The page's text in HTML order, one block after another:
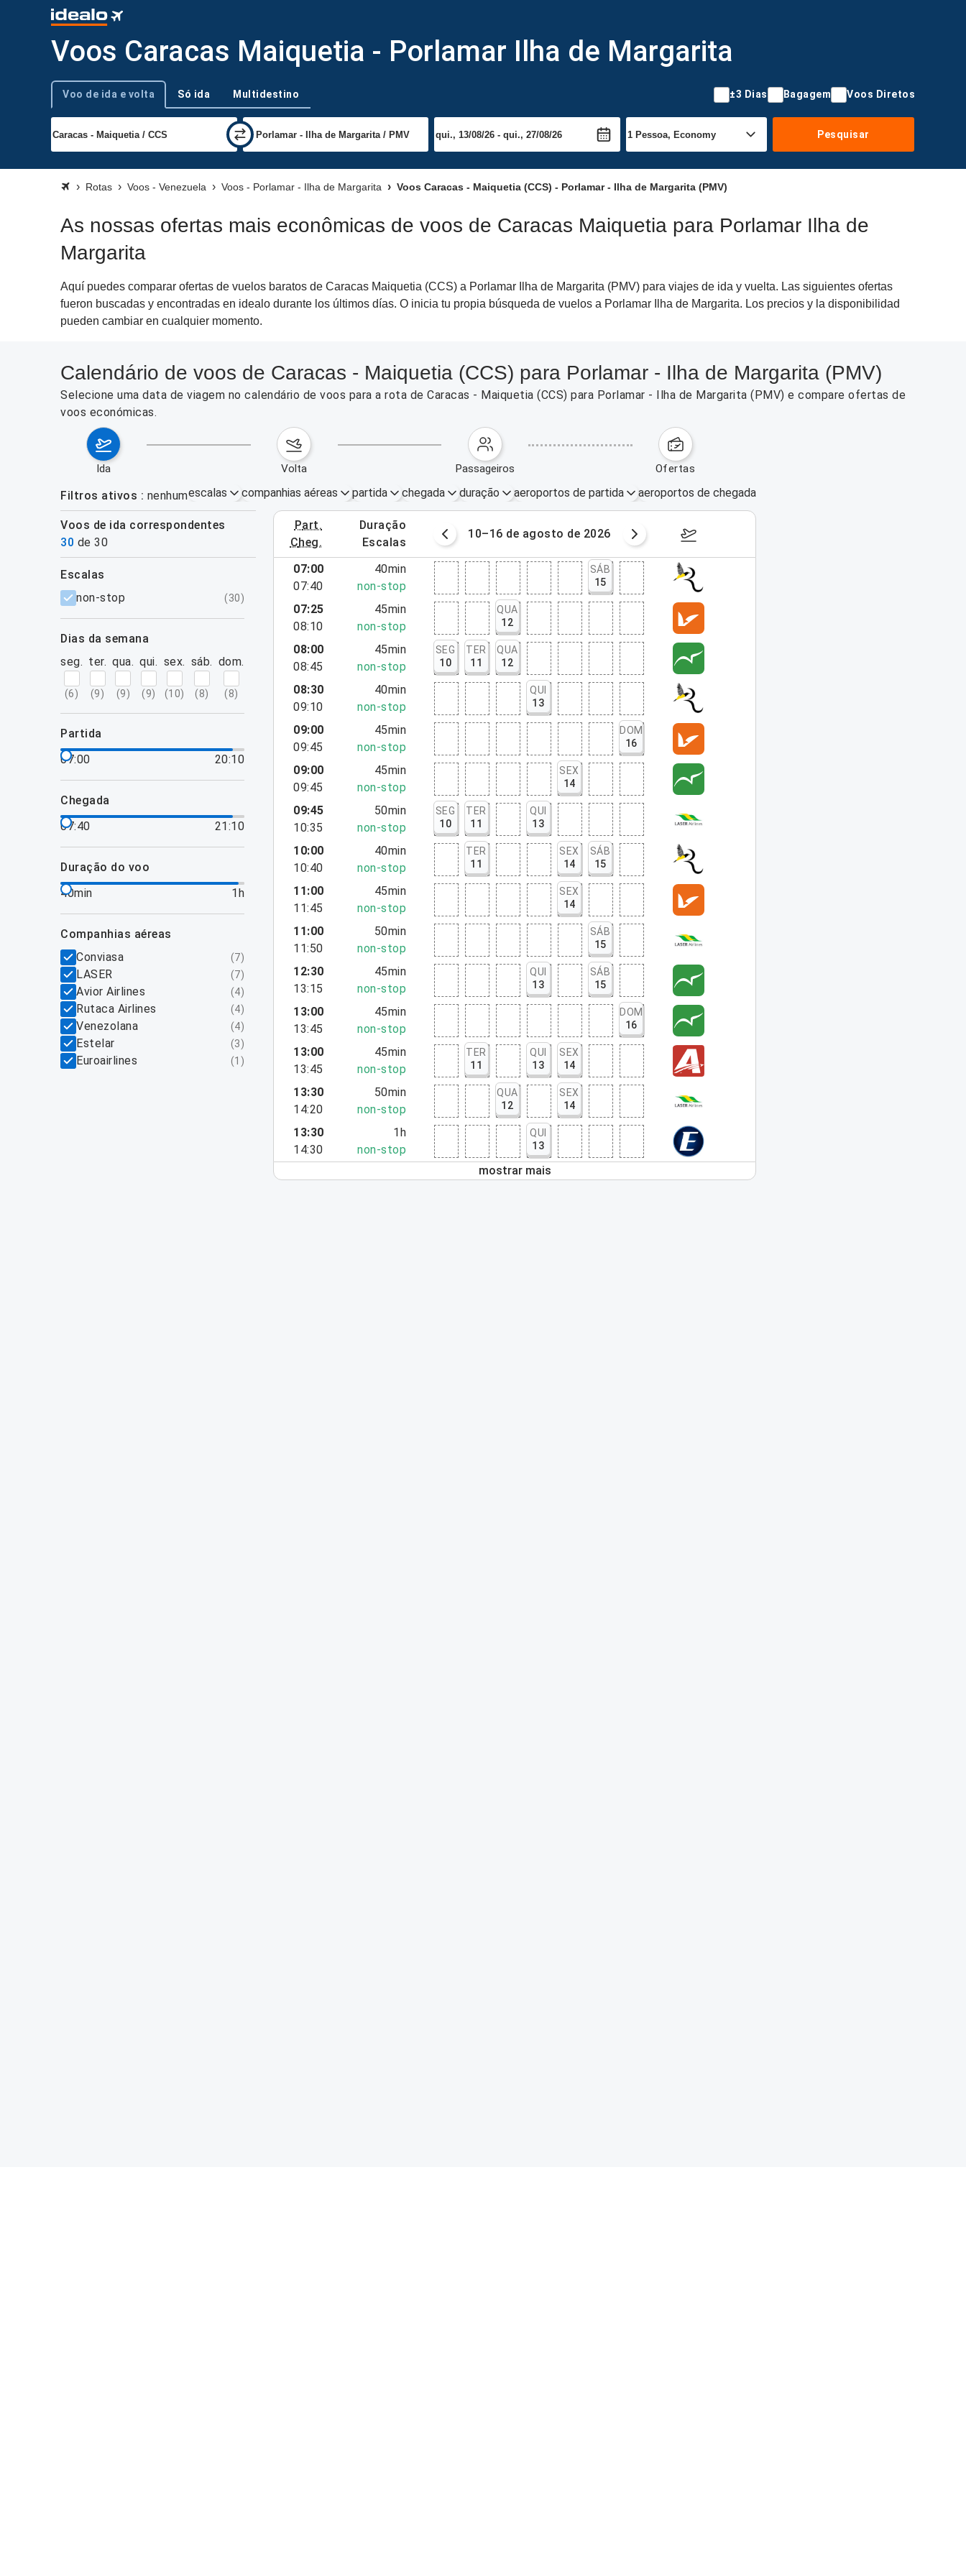
Voos Caracas Maiquetia - Porlamar Ilha de Margarita
Tipo de viagem
Voo de ida e volta Só ida Multidestino ±3 Dias Bagagem Voos Diretos
Pesquisar
Rotas Voos - Venezuela Voos - Porlamar - Ilha de Margarita Voos Caracas - Maiquetia (CCS) - Porlamar - Ilha de Margarita (PMV)
As nossas ofertas mais econômicas de voos de Caracas Maiquetia para Porlamar Ilha de
Margarita
Aquí puedes comparar ofertas de vuelos baratos de Caracas Maiquetia (CCS) a Porlamar Ilha de Margarita (PMV) para viajes de ida y vuelta. Las siguientes ofertas
fueron buscadas y encontradas en idealo durante los últimos días. O inicia tu propia búsqueda de vuelos a Porlamar Ilha de Margarita. Los precios y la disponibilidad
pueden cambiar en cualquier momento.
Calendário de voos de Caracas - Maiquetia (CCS) para Porlamar - Ilha de Margarita (PMV)
Selecione uma data de viagem no calendário de voos para a rota de Caracas - Maiquetia (CCS) para Porlamar - Ilha de Margarita (PMV) e compare ofertas de
voos económicas.
ida volta passageiros ofertas
Filtros ativos nenhumescalas companhias aéreas partida chegada duração aeroportos de partida aeroportos de chegada
Voos de ida correspondentes
30 de 30
part.
cheg.
duração
escalas
3–9 de agosto de 2026 10–16 de agosto de 2026 17–23 de agosto de 2026
filtros
escalas
non-stop
(30)
dias da semana
seg.
(6)
ter.
(9)
qua.
(9)
qui.
(9)
sex.
(10)
sáb.
(8)
dom.
(8)
partida
07:00
20:10
chegada
07:40
21:10
duração do voo
40min
1h
companhias aéreas
Conviasa
(7)
LASER (7)
Avior Airlines (4)
Rutaca Airlines (4)
Venezolana (4)
Estelar (3)
Euroairlines (1 )
mais
07:00
07:40
40min
non-stop
SÁB
15
07:25
08:10
45min
non-stop
QUA
12
08:00
08:45
45min
non-stop
SEG
10
TER
11
QUA
12
08:30
09:10
40min
non-stop
QUI
13
09:00
09:45
45min
non-stop
DOM
16
09:00
09:45
45min
non-stop
SEX
14
09:45
10:35
50min
non-stop
SEG
10
TER
11
QUI
13
10:00
10:40
40min
non-stop
TER
11
SEX
14
SÁB
15
11:00
11:45
45min
non-stop
SEX
14
11:00
11:50
50min
non-stop
SÁB
15
12:30
13:15
45min
non-stop
QUI
13
SÁB
15
13:00
13:45
45min
non-stop
DOM
16
13:00
13:45
45min
non-stop
TER
11
QUI
13
SEX
14
13:30
14:20
50min
non-stop
QUA
12
SEX
14
13:30
14:30
1h
non-stop
QUI
13
mostrar mais